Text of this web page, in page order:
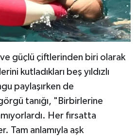
güçlü çiftlerinden biri olarak
kutladıkları beş yıldızlı
paylaşırken de
tanığı, "Birbirlerine
Her fırsatta
Tam anlamıyla aşk